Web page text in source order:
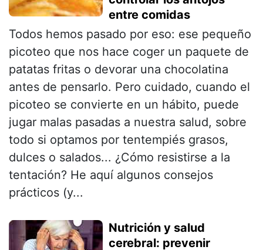
entre comidas
Todos hemos pasado por eso: ese pequeño
picoteo que nos hace coger un paquete de
patatas fritas o devorar una chocolatina
antes de pensarlo. Pero cuidado, cuando el
picoteo se convierte en un hábito, puede
jugar malas pasadas a nuestra salud, sobre
todo si optamos por tentempiés grasos,
dulces o salados... ¿Cómo resistirse a la
tentación? He aquí algunos consejos
prácticos (y...
Nutrición y salud
cerebral: prevenir